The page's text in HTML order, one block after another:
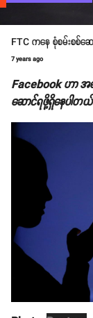
FTC ကနေ စုံစမ်းစစ်ဆေ
7 years ago
Facebook ဟာ အ
ဆောင်ရဖို့ရှိနေပါတ